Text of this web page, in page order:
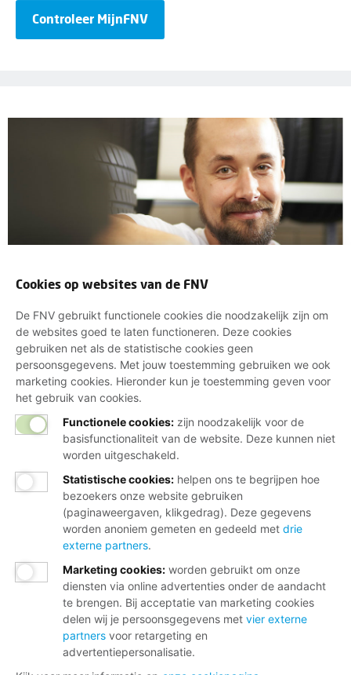
Controleer MijnFNV
Nieuwe pensioenregeling Banden en
Wielen
Ook voor de Banden en Wielen zijn we op weg naar een
nieuwe pensioenregeling. Leden kunnen tot 16
september nogstemmenen daarbij aangeven wat zij
belangrijk vinden in de nieuwe regeling.
Meer informatie
Wij helpen je graag
Bij al je vragen over werk, inkomen en
Cookies op websites van de FNV
De FNV gebruikt functionele cookies die noodzakelijk zijn om
de websites goed te laten functioneren. Deze cookies
gebruiken net als de statistische cookies geen
persoonsgegevens. Met jouw toestemming gebruiken we ook
marketing cookies. Hieronder kun je toestemming geven voor
het gebruik van cookies.
Functionele cookies: zijn noodzakelijk voor de
basisfunctionaliteit van de website. Deze kunnen niet
worden uitgeschakeld.
Statistische cookies: helpen ons te begrijpen hoe
bezoekers onze website gebruiken
(paginaweergaven, klikgedrag). Deze gegevens
worden anoniem gemeten en gedeeld met drie
externe partners.
Marketing cookies: worden gebruikt om onze
diensten via online advertenties onder de aandacht
te brengen. Bij acceptatie van marketing cookies
delen wij je persoonsgegevens met vier externe
partners voor retargeting en
advertentiepersonalisatie.